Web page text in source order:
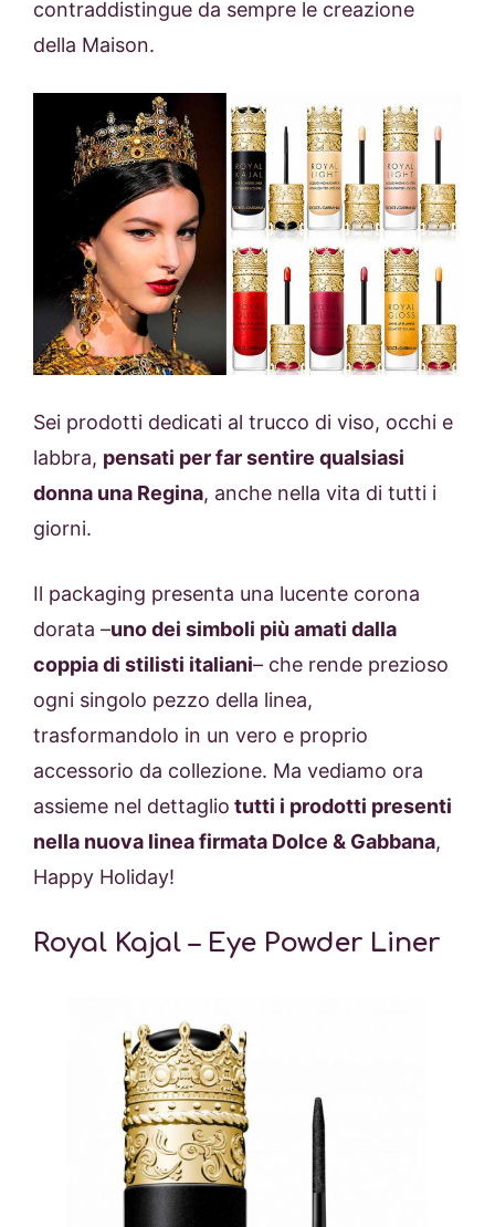
contraddistingue da sempre le creazione
della Maison.
Sei prodotti dedicati al trucco di viso, occhi e
labbra, pensati per far sentire qualsiasi
donna una Regina, anche nella vita di tutti i
giorni.
Il packaging presenta una lucente corona
dorata –uno dei simboli più amati dalla
coppia di stilisti italiani– che rende prezioso
ogni singolo pezzo della linea,
trasformandolo in un vero e proprio
accessorio da collezione. Ma vediamo ora
assieme nel dettaglio tutti i prodotti presenti
nella nuova linea firmata Dolce & Gabbana,
Happy Holiday!
Royal Kajal – Eye Powder Liner